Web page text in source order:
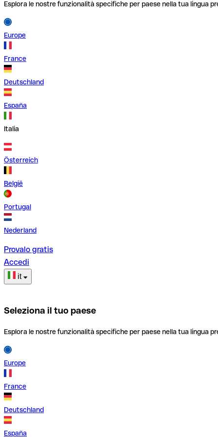
Esplora le nostre funzionalità specifiche per paese nella tua lingua
Europe
France
Deutschland
España
Italia
Österreich
België
Portugal
Nederland
Provalo gratis
Accedi
it
Seleziona il tuo paese
Esplora le nostre funzionalità specifiche per paese nella tua lingua
Europe
France
Deutschland
España